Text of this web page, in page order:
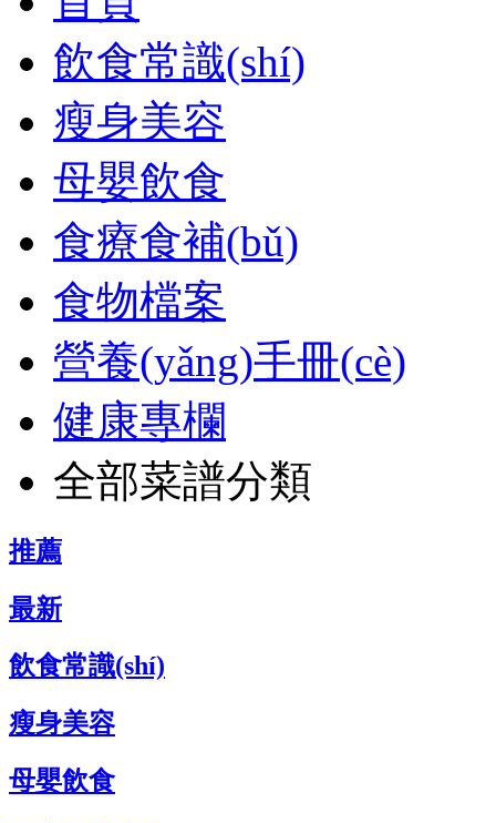
飲食常識(shí)
瘦身美容
母嬰飲食
食療食補(bǔ)
食物檔案
營養(yǎng)手冊(cè)
健康專欄
全部菜譜分類
推薦
最新
飲食常識(shí)
瘦身美容
母嬰飲食